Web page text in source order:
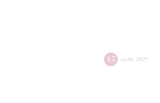
15 июля 2025